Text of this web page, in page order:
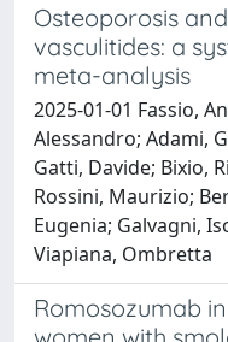
Osteoporosis
vasculitides: a
meta-analysis
2025-01-01 Fassio,
Alessandro; Adami,
Gatti, Davide; Bixio,
Rossini, Maurizio;
Eugenia; Galvagni,
Viapiana, Ombretta
Romosozumab